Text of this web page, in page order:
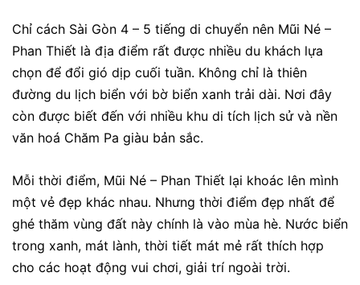
Chỉ cách Sài Gòn 4 – 5 tiếng di chuyển nên Mũi Né –
Phan Thiết là địa điểm rất được nhiều du khách lựa
chọn để đổi gió dịp cuối tuần. Không chỉ là thiên
đường du lịch biển với bờ biển xanh trải dài. Nơi đây
còn được biết đến với nhiều khu di tích lịch sử và nền
văn hoá Chăm Pa giàu bản sắc.
Mỗi thời điểm, Mũi Né – Phan Thiết lại khoác lên mình
một vẻ đẹp khác nhau. Nhưng thời điểm đẹp nhất để
ghé thăm vùng đất này chính là vào mùa hè. Nước biển
trong xanh, mát lành, thời tiết mát mẻ rất thích hợp
cho các hoạt động vui chơi, giải trí ngoài trời.